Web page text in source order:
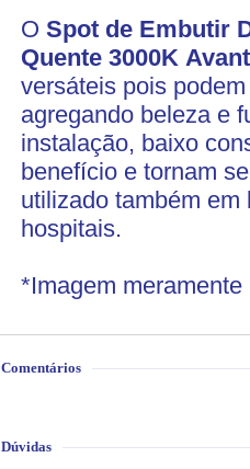
O Spot de Embutir
Quente 3000K Avant
versáteis pois
agregando beleza e
instalação, baixo
benefício e tornam
utilizado também
hospitais.
*Imagem meramente
Comentários
Dúvidas